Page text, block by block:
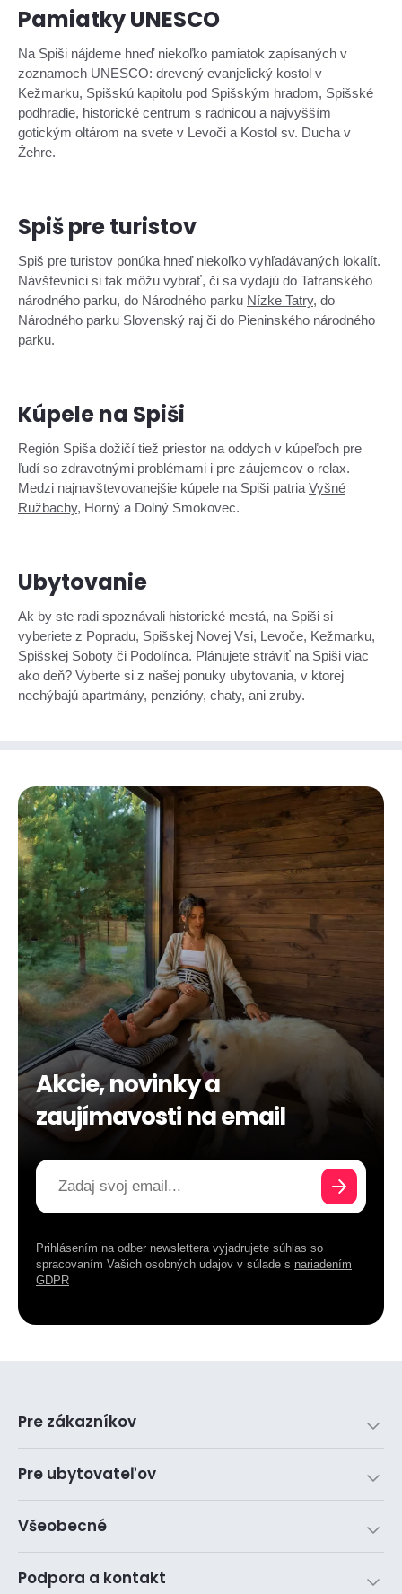
Pamiatky UNESCO
Na Spiši nájdeme hneď niekoľko pamiatok zapísaných v
zoznamoch UNESCO: drevený evanjelický kostol v
Kežmarku, Spišskú kapitolu pod Spišským hradom, Spišské
podhradie, historické centrum s radnicou a najvyšším
gotickým oltárom na svete v Levoči a Kostol sv. Ducha v
Žehre.
Spiš pre turistov
Spiš pre turistov ponúka hneď niekoľko vyhľadávaných lokalít.
Návštevníci si tak môžu vybrať, či sa vydajú do Tatranského
národného parku, do Národného parku Nízke Tatry, do
Národného parku Slovenský raj či do Pieninského národného
parku.
Kúpele na Spiši
Región Spiša dožičí tiež priestor na oddych v kúpeľoch pre
ľudí so zdravotnými problémami i pre záujemcov o relax.
Medzi najnavštevovanejšie kúpele na Spiši patria Vyšné
Ružbachy, Horný a Dolný Smokovec.
Ubytovanie
Ak by ste radi spoznávali historické mestá, na Spiši si
vyberiete z Popradu, Spišskej Novej Vsi, Levoče, Kežmarku,
Spišskej Soboty či Podolínca. Plánujete stráviť na Spiši viac
ako deň? Vyberte si z našej ponuky ubytovania, v ktorej
nechýbajú apartmány, penzióny, chaty, ani zruby.
Akcie, novinky a
zaujímavosti na email
Prihlásením na odber newslettera vyjadrujete súhlas so
spracovaním Vašich osobných udajov v súlade s nariadením
GDPR
Pre zákazníkov
Pre ubytovateľov
Všeobecné
Podpora a kontakt